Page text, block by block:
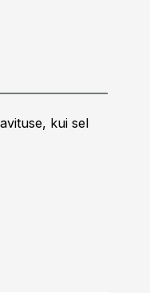
kui sel